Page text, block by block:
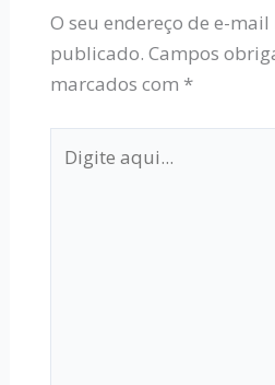
O seu endereço de e-mail
publicado. Campos
marcados com *
aqui...